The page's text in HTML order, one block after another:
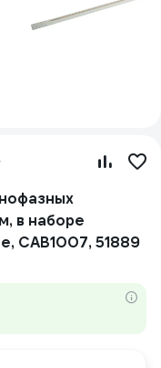
в наборе
CAB1007, 51889